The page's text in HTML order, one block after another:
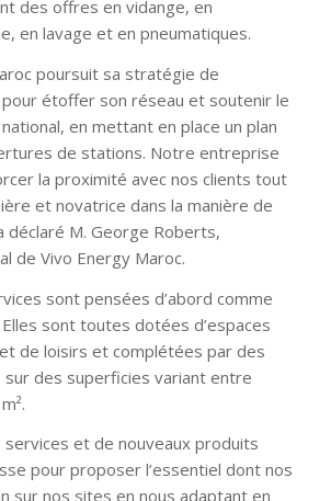
des offres en vidange, en
en lavage et en pneumatiques.
poursuit sa stratégie de
étoffer son réseau et soutenir le
en mettant en place un plan
de stations. Notre entreprise
la proximité avec nos clients tout
et novatrice dans la manière de
déclaré M. George Roberts,
de Vivo Energy Maroc.
sont pensées d’abord comme
sont toutes dotées d’espaces
de loisirs et complétées par des
sur des superficies variant entre
et de nouveaux produits
pour proposer l’essentiel dont nos
sur nos sites en nous adaptant en